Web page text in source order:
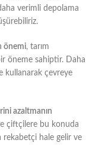
verimli depolama
önemi, tarım
öneme sahiptir. Daha
kullanarak çevreye
azaltmanın
çiftçilere bu konuda
rekabetçi hale gelir ve